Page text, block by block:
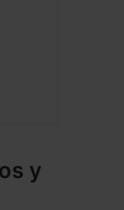
y